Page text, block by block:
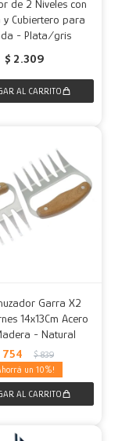
de 2 Niveles con
y Cubiertero para
- Plata/gris
$ 2.309
Garra X2
14x13Cm Acero
- Natural
754 $ 839
10